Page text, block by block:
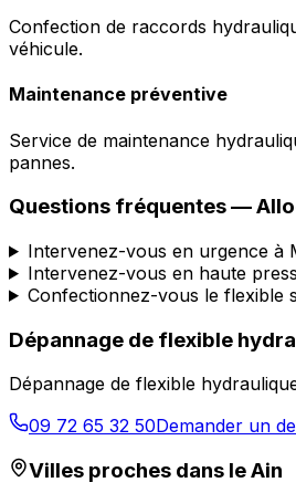
Confection de raccords
véhicule.
Maintenance préventive
Service de maintenance
pannes.
Questions fréquentes —
Intervenez-vous en urgence à
Intervenez-vous en haute
Confectionnez-vous le flexible
Dépannage de flexible
Dépannage de flexible
09 72 65 32 50Demander un
Villes proches dans leAin